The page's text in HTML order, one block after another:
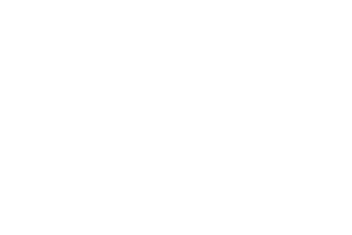
hållbar och energieffektiv